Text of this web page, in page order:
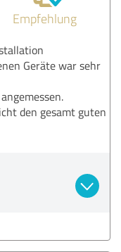
Empfehlung
Geräte war sehr
den gesamt guten